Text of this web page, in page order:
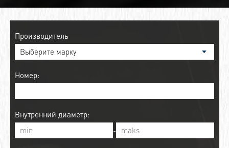
Производитель
Номер:
Внутренний диаметр:
-